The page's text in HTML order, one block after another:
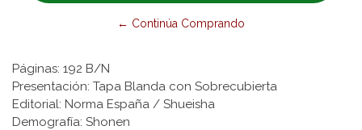
← Continúa Comprando
Páginas: 192 B/N
Presentación: Tapa Blanda con Sobrecubierta
Editorial: Norma España / Shueisha
Demografía: Shonen